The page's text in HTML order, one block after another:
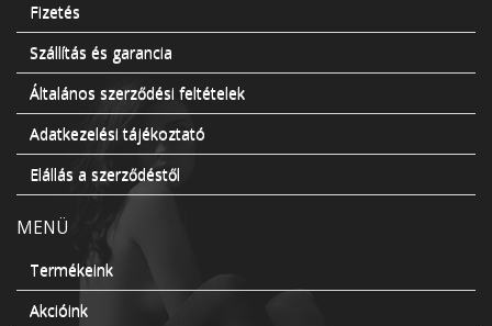
Fizetés
Szállítás és garancia
Általános szerződési feltételek
Adatkezelési tájékoztató
Elállás a szerződéstől
MENÜ
Termékeink
Akcióink